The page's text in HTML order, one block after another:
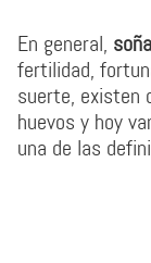
En general,
fertilidad,
suerte, existen
huevos y hoy
una de las